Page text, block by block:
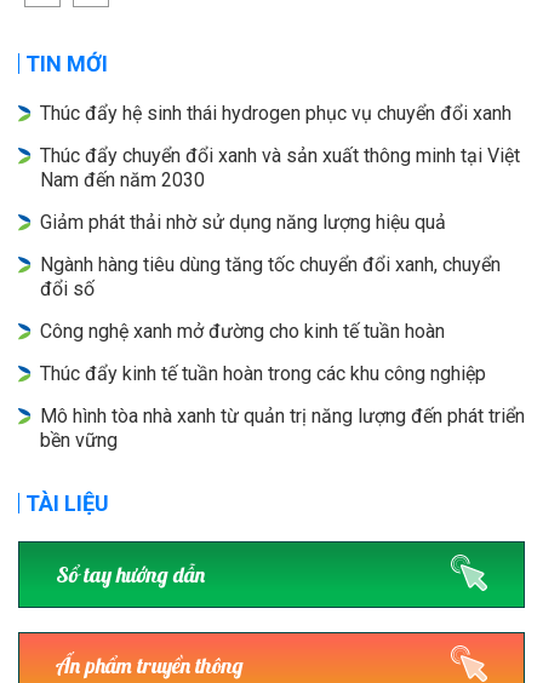
TIN MỚI
Thúc đẩy hệ sinh thái hydrogen phục vụ chuyển đổi xanh
Thúc đẩy chuyển đổi xanh và sản xuất thông minh tại Việt
Nam đến năm 2030
Giảm phát thải nhờ sử dụng năng lượng hiệu quả
Ngành hàng tiêu dùng tăng tốc chuyển đổi xanh, chuyển
đổi số
Công nghệ xanh mở đường cho kinh tế tuần hoàn
Thúc đẩy kinh tế tuần hoàn trong các khu công nghiệp
Mô hình tòa nhà xanh từ quản trị năng lượng đến phát triển
bền vững
TÀI LIỆU
Sổ tay hướng dẫn
Ấn phẩm truyền thông